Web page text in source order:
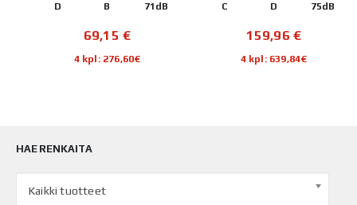
D B 71dB
69,15 €
4 kpl: 276,60€
C D 75dB
159,96€
4 kpl: 639,84€
HAE RENKAITA
Kaikki tuotteet